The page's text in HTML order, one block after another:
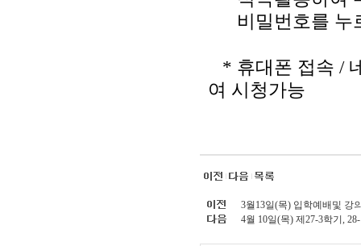
비밀번호를 누
* 휴대폰 접속 /
여 시청가능
3월13일(목) 입학예배및 강
4월 10일(목) 제27-3학기,